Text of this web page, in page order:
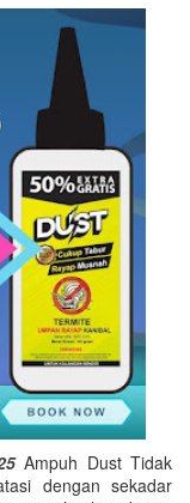
Ampuh Dust Tidak
dengan sekadar